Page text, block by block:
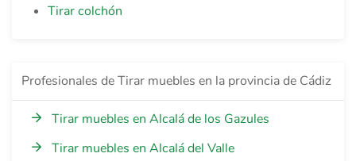
Tirar colchón
Profesionales de Tirar muebles en la provincia de Cádiz
Tirar muebles en Alcalá de los Gazules
Tirar muebles en Alcalá del Valle